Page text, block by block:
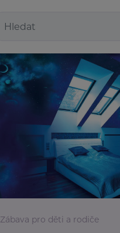
Zábava pro děti a rodiče